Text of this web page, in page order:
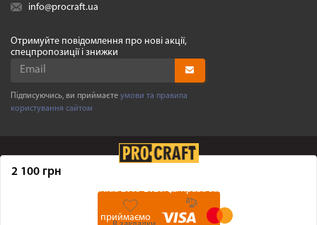
2 100 грн
info@procraft.ua
Отримуйте повідомлення про нові акції,
спецпропозиції і знижки
Підписуючись, ви приймаєте умови та правила
користування сайтом
Procraft.ua2005-2026. Усі права захищенні
Ми приймаємо